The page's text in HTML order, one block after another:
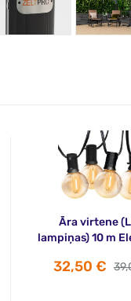
Āra virtene
lampiņas) 10 m
32,50 €